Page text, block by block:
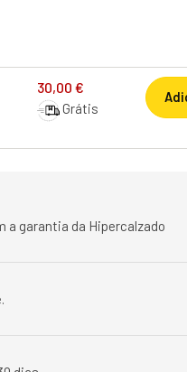
30,00 €
Grátis
a garantia da Hipercalzado